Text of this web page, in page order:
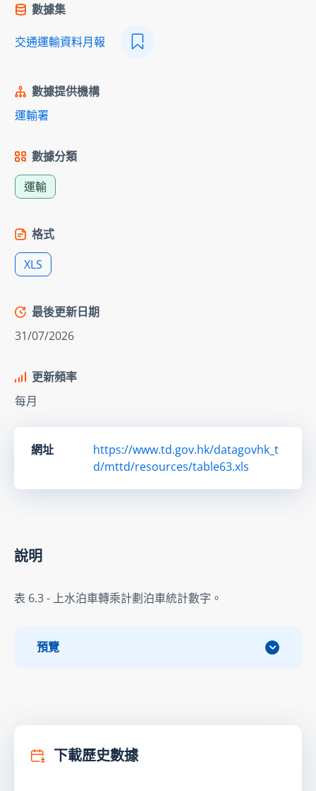
數據集
交通運輸資料月報
數據提供機構
運輸署
數據分類
運輸
格式
XLS
最後更新日期
31/07/2026
更新頻率
每月
網址
https://www.td.gov.hk/datagovhk_t
d/mttd/resources/table63.xls
說明
表 6.3 - 上水泊車轉乘計劃泊車統計數字。
預覽
下載歷史數據